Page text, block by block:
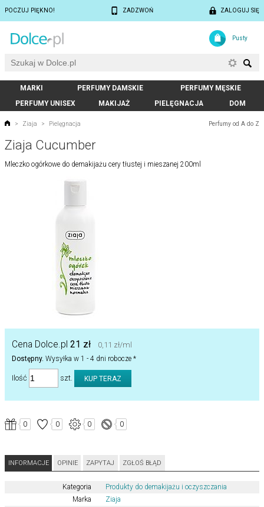
POCZUJ PIĘKNO! ZADZWOŃ ZALOGUJ SIĘ
Pusty
MARKI PERFUMY DAMSKIE
PERFUMY MĘSKIE
PERFUMY UNISEX
MAKIJAŻ PIELĘGNACJA DOM
Perfumy od A do Z
> Ziaja > Pielęgnacja
Ziaja Cucumber
Mleczko ogórkowe do demakijażu cery tłustej i mieszanej 200ml
Cena Dolce.pl 21 zł 0,11 zł/ml
Dostępny. Wysyłka w 1 - 4 dni robocze *
Ilość szt.
0 0 0 0
INFORMACJE OPINIE ZAPYTAJ ZGŁOŚ BŁĄD
Kategoria
Produkty do demakijażu i oczyszczania
Marka
Ziaja